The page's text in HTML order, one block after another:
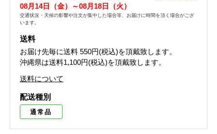
08月14日（金）～08月18日（火）
交通状況・天候の影響や注文が集中した場合等、お届けに時間を頂く場合がござ
います。
送料
お届け先毎に送料 550円(税込)を頂戴致します。
沖縄県は送料1,100円(税込)を頂戴致します。
送料について
配送種別
通常品